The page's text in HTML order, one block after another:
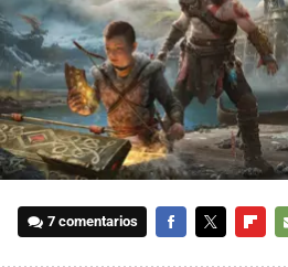
7 comentarios